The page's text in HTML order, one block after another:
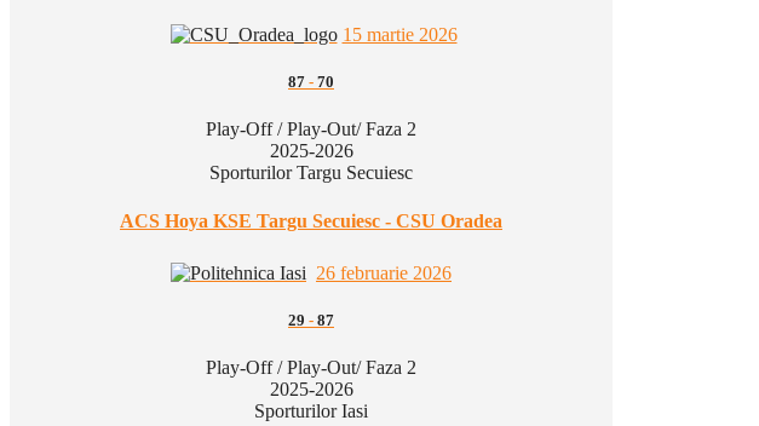
15 martie 2026
87 - 70
Play-Off / Play-Out/ Faza 2
2025-2026
Sporturilor Targu Secuiesc
ACS Hoya KSE Targu Secuiesc - CSU Oradea
26 februarie 2026
29 - 87
Play-Off / Play-Out/ Faza 2
2025-2026
Sporturilor Iasi